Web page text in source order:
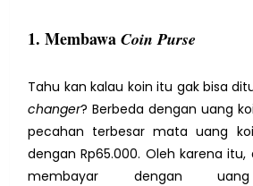
1. MembawaCoin Purse
Tahu kan kalau koin itu gak bisa
changer? Berbeda dengan uang
pecahan terbesar mata uang
dengan Rp65.000. Oleh karena
membayar dengan